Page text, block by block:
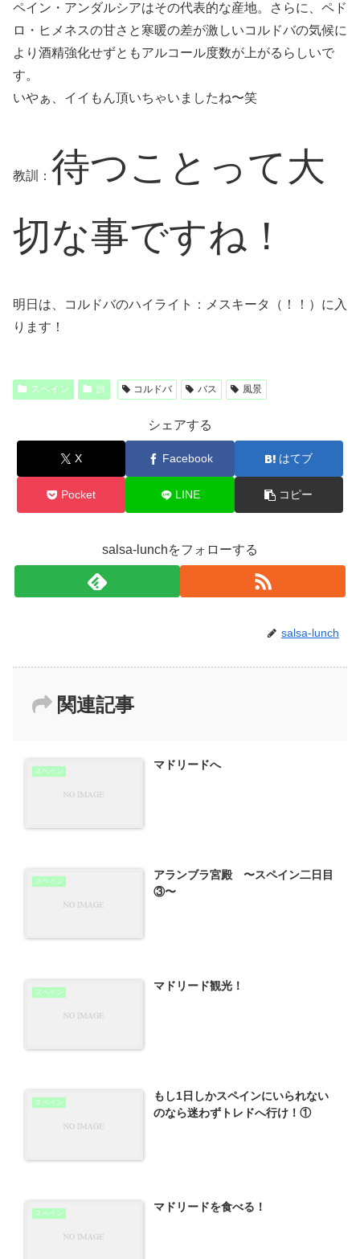
ペイン・アンダルシアはその代表的な産地。さらに、ペド
ロ・ヒメネスの甘さと寒暖の差が激しいコルドバの気候に
より酒精強化せずともアルコール度数が上がるらしいで
す。
いやぁ、イイもん頂いちゃいましたね〜笑
教訓： 待つことって大
切な事ですね！
明日は、コルドバのハイライト：メスキータ（！！）に入
ります！
スペイン 旅 コルドバ バス 風景
シェアする
X Facebook はてブ
Pocket LINE コピー
salsa-lunchをフォローする
salsa-lunch
関連記事
スペイン マドリードへ
スペイン
アランブラ宮殿 〜スペイン二日目
③〜
スペイン マドリード観光！
スペイン
もし1日しかスペインにいられない
のなら迷わずトレドへ行け！①
スペイン マドリードを食べる！